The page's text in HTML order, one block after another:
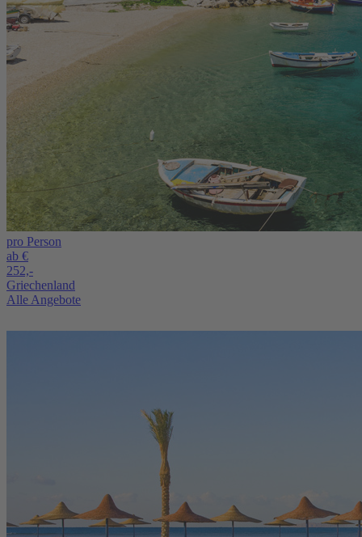
pro Person
ab €
252,-
Griechenland
Alle Angebote